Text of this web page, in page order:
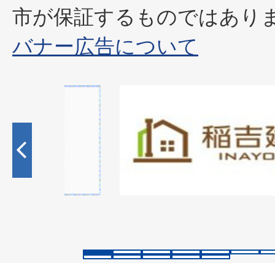
市が保証するものではあり
バナー広告について
枚
目
ラ